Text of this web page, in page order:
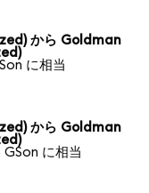
から Goldman
に相当
から Goldman
に相当